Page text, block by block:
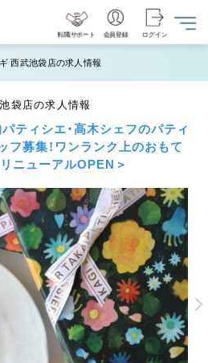
転職サポート 会員登録 ログイン
西武池袋店の求人情報
袋店の求人情報
ティシエ・高木シェフのパティ
フ募集！ワンランク上のおもて
ニューアルOPEN＞